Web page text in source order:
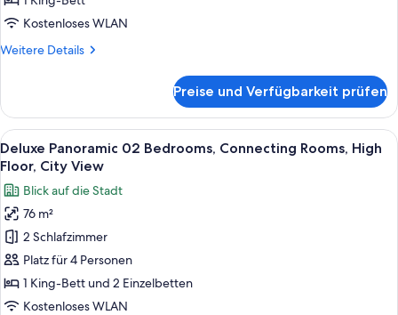
Lounge
High
Kostenloses WLAN
Weitere Details
Weitere
Suite,
City
View,
Lounge
Access,
High
Floor
Preise und Verfügbarkeit prüfen
Alle
Fotos
für
Deluxe
Panoramic
02
Bedrooms,
Connecting
Rooms,
Hochwertige Bettwaren, Minibar,
6
Deluxe Panoramic 02 Bedrooms, Connecting Rooms, High
Floor, City View
Blick auf die Stadt
76 m²
2 Schlafzimmer
Platz für 4 Personen
1 King-Bett und 2 Einzelbetten
Kostenloses WLAN